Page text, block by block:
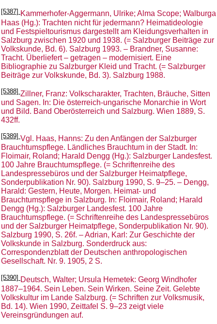
[5387] Kammerhofer-Aggermann, Ulrike; Alma Scope; Walburga
Haas (Hg.): Trachten nicht für jedermann? Heimatideologie
und Festspieltourismus dargestellt am Kleidungsverhalten in
Salzburg zwischen 1920 und 1938. (= Salzburger Beiträge zur
Volkskunde, Bd. 6). Salzburg 1993. – Brandner, Susanne:
Tracht. Überliefert – getragen – modernisiert. Eine
Bibliographie zu Salzburger Kleid und Tracht. (= Salzburger
Beiträge zur Volkskunde, Bd. 3). Salzburg 1988.
[5388] Zillner, Franz: Volkscharakter, Trachten, Bräuche, Sitten
und Sagen. In: Die österreich-ungarische Monarchie in Wort
und Bild. Band Oberösterreich und Salzburg. Wien 1889, S.
432ff.
[5389] Vgl. Haas, Hanns: Zu den Anfängen der Salzburger
Brauchtumspflege. Ländliches Brauchtum in der Stadt. In:
Floimair, Roland; Harald Dengg (Hg.): Salzburger Landesfest.
100 Jahre Brauchtumspflege. (= Schriftenreihe des
Landespressebüros und der Salzburger Heimatpflege,
Sonderpublikation Nr. 90). Salzburg 1990, S. 9–25. – Dengg,
Harald: Gestern, Heute, Morgen. Heimat- und
Brauchtumspflege in Salzburg. In: Floimair, Roland; Harald
Dengg (Hg.): Salzburger Landesfest. 100 Jahre
Brauchtumspflege. (= Schriftenreihe des Landespressebüros
und der Salzburger Heimatpflege, Sonderpublikation Nr. 90).
Salzburg 1990, S. 26f. – Adrian, Karl: Zur Geschichte der
Volkskunde in Salzburg. Sonderdruck aus:
Correspondenzblatt der Deutschen anthropologischen
Gesellschaft. Nr. 9. 1905, 2 S.
[5390] Deutsch, Walter; Ursula Hemetek: Georg Windhofer
1887–1964. Sein Leben. Sein Wirken. Seine Zeit. Gelebte
Volkskultur im Lande Salzburg. (= Schriften zur Volksmusik,
Bd. 14). Wien 1990, Zeittafel S. 9–23 zeigt viele
Vereinsgründungen auf.